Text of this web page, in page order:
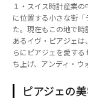
１・スイス時計産業の
に位置する小さな街
た。現在もこの地で
あるイヴ・ピアジェ
らにピアジェを愛す
ち上げ、アンディ・
ピアジェの